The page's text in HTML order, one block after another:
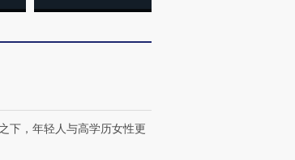
下，年轻人与高学历女性更